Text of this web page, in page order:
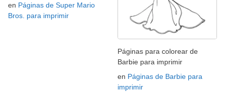
en Páginas de Super Mario
Bros. para imprimir
Páginas para colorear de
Barbie para imprimir
en Páginas de Barbie para
imprimir